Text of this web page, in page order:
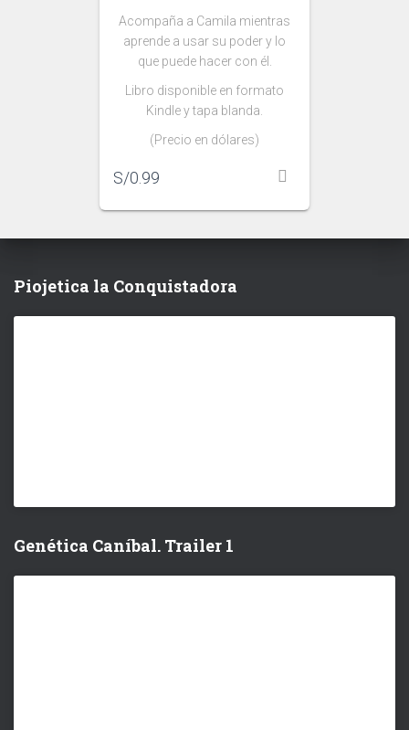
Acompaña a Camila mientras
aprende a usar su poder y lo
que puede hacer con él.
Libro disponible en formato
Kindle y tapa blanda.
(Precio en dólares)
S/0.99
Piojetica la Conquistadora
Genética Caníbal. Trailer 1